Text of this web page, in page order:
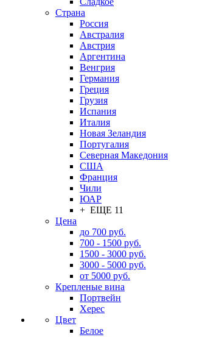
Страна
Россия
Австралия
Австрия
Аргентина
Венгрия
Германия
Греция
Грузия
Испания
Италия
Новая Зеландия
Португалия
Северная Македония
США
Франция
Чили
ЮАР
+ ЕЩЕ 11
Цена
до 700 руб.
700 - 1500 руб.
1500 - 3000 руб.
3000 - 5000 руб.
от 5000 руб.
Крепленые вина
Портвейн
Херес
Цвет
Белое